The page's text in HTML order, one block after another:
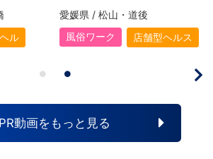
ル
愛媛県 / 松山・道後
風俗ワーク
店舗型ヘルス
PR動画をもっと見る